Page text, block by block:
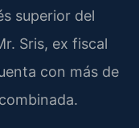
superior del
Sris, ex fiscal
con más de